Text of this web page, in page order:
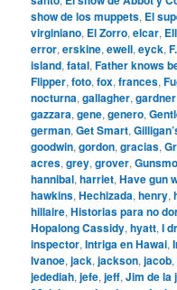
show de los muppets, El
virginiano, El Zorro,elcar,
error,erskine,ewell,eyck,
island,fatal,Father knows
Flipper,foto,fox,frances,
nocturna,gallagher,gardner
gazzara,gene,genero,
german,Get Smart,
goodwin,gordon,gracias,
acres,grey,grover,
hannibal,harriet,Have gun
hawkins,Hechizada,henry,
hillaire,Historias para no
Hopalong Cassidy,hyatt,I
inspector,Intriga en Hawai,
Ivanoe,jack,jackson,jacob,
jedediah,jefe,jeff,Jim de la